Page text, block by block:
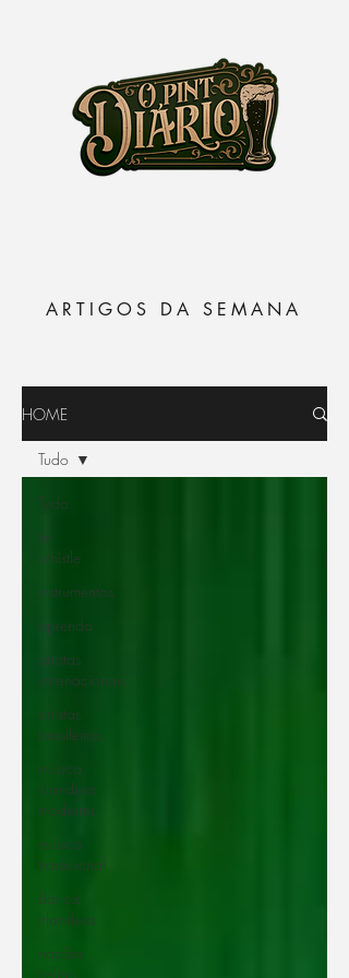
ARTIGOS DA SEMANA
HOME
Tudo
tin
whistle
instrumentos
aprenda
artistas
internacionais
artistas
brasileiros
música
irlandesa
moderna
música
tradicional
dança
irlandesa
nações
celtas
Tudo